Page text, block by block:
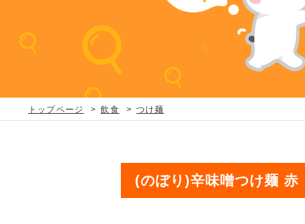
駐車場
イ
カ
取
既
商
お
トップページ 飲食 つけ麺
(のぼり)辛味噌つけ麺 赤